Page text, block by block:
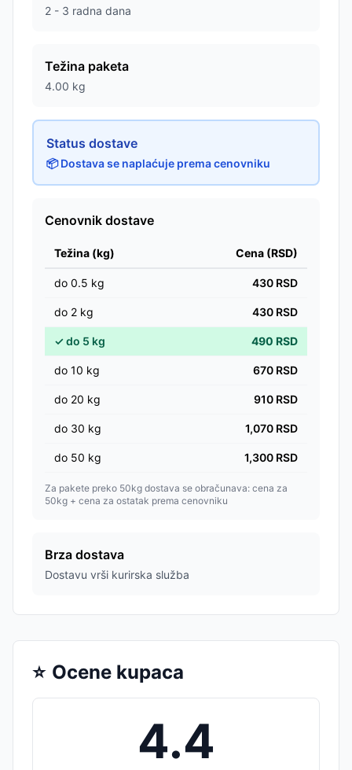
2 - 3 radna dana
Težina paketa
4.00 kg
Status dostave
📦 Dostava se naplaćuje prema cenovniku
Cenovnik dostave
Težina (kg) Cena (RSD)
do 0.5 kg 430 RSD
do 2 kg 430 RSD
✓do 5 kg 490 RSD
do 10 kg 670 RSD
do 20 kg 910 RSD
do 30 kg 1,070 RSD
do 50 kg 1,300 RSD
Za pakete preko 50kg dostava se obračunava: cena za
50kg + cena za ostatak prema cenovniku
Brza dostava
Dostavu vrši kurirska služba
⭐ Ocene kupaca
4.4